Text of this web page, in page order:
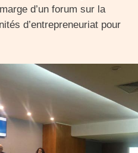
d’un forum sur la
d’entrepreneuriat pour